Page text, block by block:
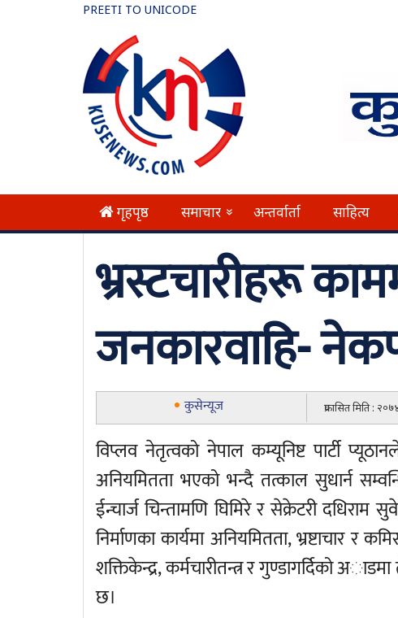
PREETI TO UNICODE
गृहपृष्ठ समाचार » अन्तर्वार्ता साहित्य
भ्रस्टचारीहरू
जनकारवाहि-
कुसेन्यूज प्रकासित मिति :
विप्लव नेतृत्वको नेपाल कम्यूनिष्ट पार्टी
अनियमितता भएको भन्दै तत्काल सुधार्न
ईन्चार्ज चिन्तामणि घिमिरे र सेक्रेटरी दधिराम
निर्माणका कार्यमा अनियमितता, भ्रष्टाचार
शक्तिकेन्द्र, कर्मचारीतन्त्र र गुण्डागर्दिको
छ।